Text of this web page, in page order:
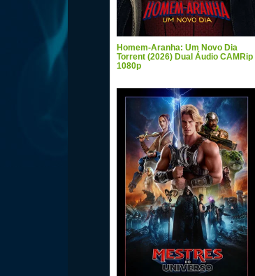
Homem-Aranha: Um Novo Dia
Torrent (2026) Dual Áudio CAMRip
1080p